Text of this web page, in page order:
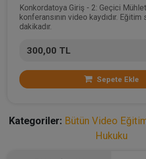
Konkordatoya Giriş - 2: Geçici
konferansının video kaydıdır.
dakikadır.
300,00 TL
Sepete Ekle
Kategoriler: Bütün Video
Hukuku